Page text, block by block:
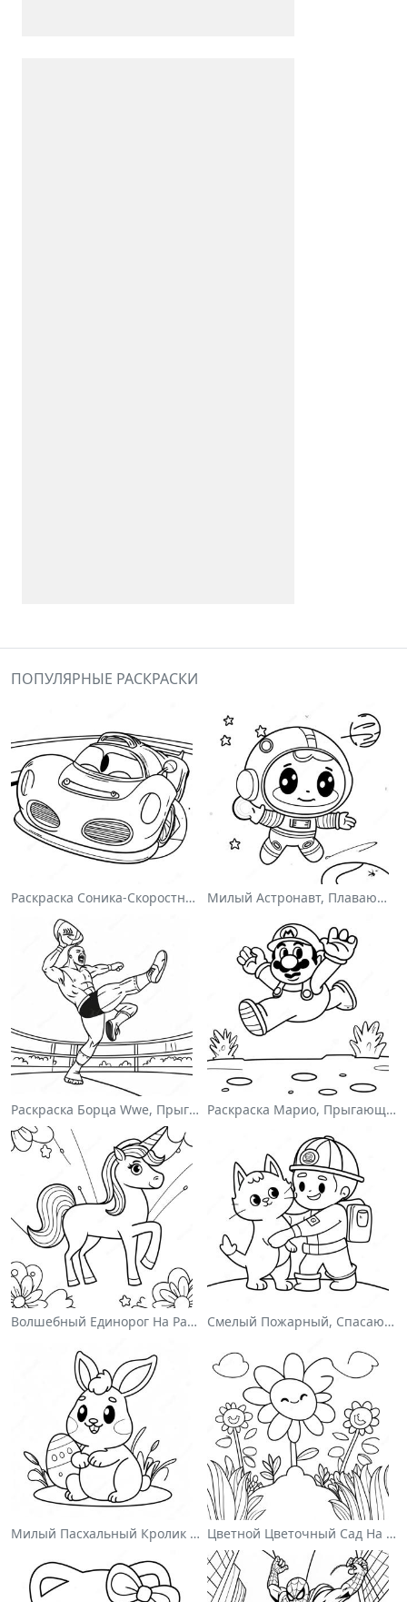
ПОПУЛЯРНЫЕ РАСКРАСКИ
Раскраска Соника-Скоростного Гонщика Милый Астронавт, Плавающий В Космосе На Раскраске
Раскраска Борца Wwe, Прыгающего На Соперника Раскраска Марио, Прыгающего Через Гумбасов
Волшебный Единорог На Раскраске С Радугой Смелый Пожарный, Спасающий Кота Раскраска
Милый Пасхальный Кролик На Раскраске Цветной Цветочный Сад На Раскраске